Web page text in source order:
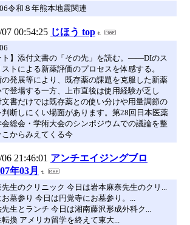
令和８年熊本地震関連
00:54:25 じほう top
ト】添付文書の「その先」を読む。――DIのス
トによる新薬評価のプロセスを体感する。
発展等により、既存薬の課題を克服した新薬
登場する一方、上市直後は使用経験が乏し
文書だけでは既存薬との使い分けや用量調節の
断しにくい場面があります。第28回日本医薬
総会・学術大会のシンポジウムでの議論を整
からみえてくる今
21:46:01 アンチエイジングブロ
年03月
生のクリニック 今日は岩本麻奈先生のクリ...
墓参り 今日は円覚寺にお墓参り。...
生とランチ 今日は湘南藤沢形成外科ク...
換 アメリカ留学を終えて東大...